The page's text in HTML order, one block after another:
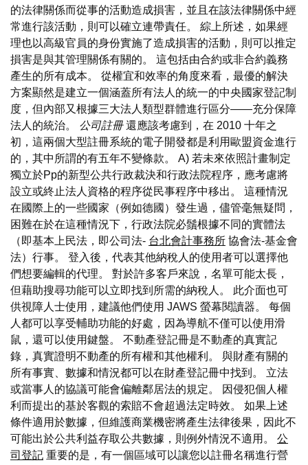
的法律關係而從事的活動造成損害，並且在該法律關係中經
常進行該活動，則可以確立連帶責任。 綜上所述，如果經
理也以高級官員的身份實施了造成損害的活動，則可以推定
損害是與其管理關係有關的。 這包括由合約或非合約義務
產生的所有成本。 從權宜和效率的角度來看，最優的解決
方案顯然是建立一個涵蓋所有法人的統一的中央國家登記制
度，但內部又根據三大法人類型群體進行區分——充分保障
法人的統治。 公司註冊還應該考慮到，在 2010 十年之
初，這兩個大型註冊系統的電子開發都是利用歐盟資金進行
的，其中所謂的有五年不變條款。 A) 若未來依照計畫制定
獨立於Pp的新型公共行政裁決和行政法院程序，應考慮將
設立或終止法人資格的程序從民事程序中移出。 這種情況
在國際上的一些國家（例如德國）發生過，儘管毫無疑問，
困難在於在這種情況下，行政法院必鬚根據不同的實體法
（即基本上民法，即公司法- 台北會計事務所 協會法-基金會
法）行事。 登入後，代表其他納稅人的使用者可以選擇他
們想要編輯的代理。 對於許多客戶來說，名單可能太長，
但藉助搜尋功能可以立即找到所需的納稅人。 此介面也可
供視障人士使用，建議他們使用 JAWS 螢幕閱讀器。 每個
人都可以享受輔助功能的好處，因為導航不僅可以使用滑
鼠，還可以使用鍵盤。 不動產登記冊是不動產的真實記
錄，真實證明不動產的所有權和其他權利。 與財產有關的
所有事實、數據和情況都可以在財產登記冊中找到。 立法
或當事人的協議可能會偏離鄰居法的規定。 因侵犯個人權
利而提出的基於客觀的索賠不會超過法定時效。 如果上述
條件適用於數據，但維護商業機密將產生法律後果，因此不
可能出於公共利益存取公共數據，則例外情況不適用。 公
司登記 重要的是，有一個區域可以讓您以註冊名稱進行營